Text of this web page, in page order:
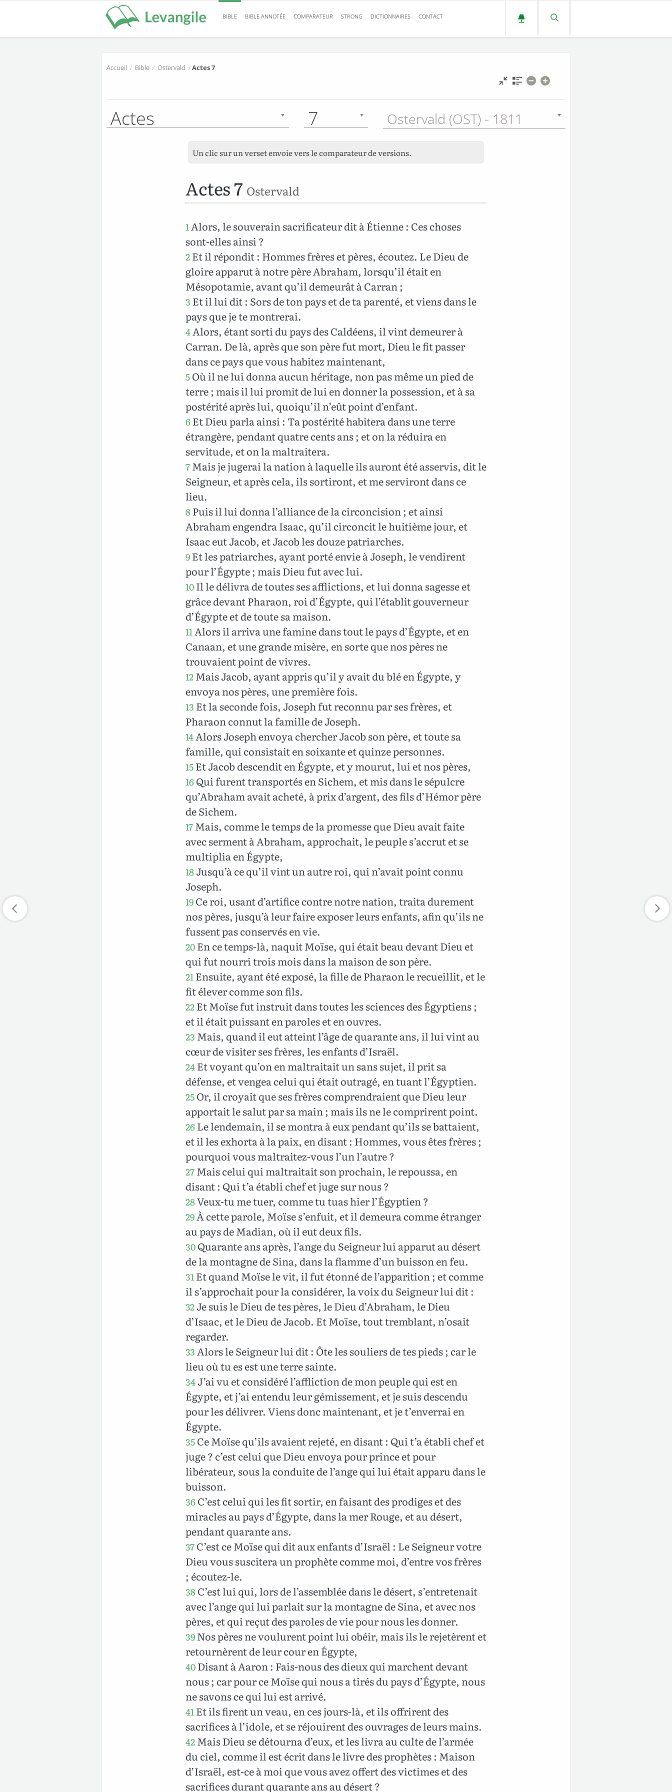
BIBLE BIBLE ANNOTÉE COMPARATEUR STRONG DICTIONNAIRES CONTACT
Accueil / Bible / Ostervald /Actes 7
Actes 7 Ostervald (OST) - 1811
Un clic sur un verset envoie vers le comparateur de versions.
Actes 7 Ostervald
1Alors, le souverain sacrificateur dit à Étienne : Ces choses
sont-elles ainsi ?
2Et il répondit : Hommes frères et pères, écoutez. Le Dieu de
gloire apparut à notre père Abraham, lorsqu’il était en
Mésopotamie, avant qu’il demeurât à Carran ;
3 Et il lui dit : Sors de ton pays et de ta parenté, et viens dans le
pays que je te montrerai.
4Alors, étant sorti du pays des Caldéens, il vint demeurer à
Carran. De là, après que son père fut mort, Dieu le fit passer
dans ce pays que vous habitez maintenant,
5Où il ne lui donna aucun héritage, non pas même un pied de
terre ; mais il lui promit de lui en donner la possession, et à sa
postérité après lui, quoiqu’il n’eût point d’enfant.
6 Et Dieu parla ainsi : Ta postérité habitera dans une terre
étrangère, pendant quatre cents ans ; et on la réduira en
servitude, et on la maltraitera.
7Mais je jugerai la nation à laquelle ils auront été asservis, dit le
Seigneur, et après cela, ils sortiront, et me serviront dans ce
lieu.
8Puis il lui donna l’alliance de la circoncision ; et ainsi
Abraham engendra Isaac, qu’il circoncit le huitième jour, et
Isaac eut Jacob, et Jacob les douze patriarches.
9Et les patriarches, ayant porté envie à Joseph, le vendirent
pour l’Égypte ; mais Dieu fut avec lui.
10Il le délivra de toutes ses afflictions, et lui donna sagesse et
grâce devant Pharaon, roi d’Égypte, qui l’établit gouverneur
d’Égypte et de toute sa maison.
11Alors il arriva une famine dans tout le pays d’Égypte, et en
Canaan, et une grande misère, en sorte que nos pères ne
trouvaient point de vivres.
12Mais Jacob, ayant appris qu’il y avait du blé en Égypte, y
envoya nos pères, une première fois.
13 Et la seconde fois, Joseph fut reconnu par ses frères, et
Pharaon connut la famille de Joseph.
14Alors Joseph envoya chercher Jacob son père, et toute sa
famille, qui consistait en soixante et quinze personnes.
15Et Jacob descendit en Égypte, et y mourut, lui et nos pères,
16 Qui furent transportés en Sichem, et mis dans le sépulcre
qu’Abraham avait acheté, à prix d’argent, des fils d’Hémor père
de Sichem.
17Mais, comme le temps de la promesse que Dieu avait faite
avec serment à Abraham, approchait, le peuple s’accrut et se
multiplia en Égypte,
18Jusqu’à ce qu’il vint un autre roi, qui n’avait point connu
Joseph.
19Ce roi, usant d’artifice contre notre nation, traita durement
nos pères, jusqu’à leur faire exposer leurs enfants, afin qu’ils ne
fussent pas conservés en vie.
20En ce temps-là, naquit Moïse, qui était beau devant Dieu et
qui fut nourri trois mois dans la maison de son père.
21Ensuite, ayant été exposé, la fille de Pharaon le recueillit, et le
fit élever comme son fils.
22Et Moïse fut instruit dans toutes les sciences des Égyptiens ;
et il était puissant en paroles et en ouvres.
23 Mais, quand il eut atteint l’âge de quarante ans, il lui vint au
cœur de visiter ses frères, les enfants d’Israël.
24Et voyant qu’on en maltraitait un sans sujet, il prit sa
défense, et vengea celui qui était outragé, en tuant l’Égyptien.
25Or, il croyait que ses frères comprendraient que Dieu leur
apportait le salut par sa main ; mais ils ne le comprirent point.
26 Le lendemain, il se montra à eux pendant qu’ils se battaient,
et il les exhorta à la paix, en disant : Hommes, vous êtes frères ;
pourquoi vous maltraitez-vous l’un l’autre ?
27Mais celui qui maltraitait son prochain, le repoussa, en
disant : Qui t’a établi chef et juge sur nous ?
28Veux-tu me tuer, comme tu tuas hier l’Égyptien ?
29À cette parole, Moïse s’enfuit, et il demeura comme étranger
au pays de Madian, où il eut deux fils.
30Quarante ans après, l’ange du Seigneur lui apparut au désert
de la montagne de Sina, dans la flamme d’un buisson en feu.
31Et quand Moïse le vit, il fut étonné de l’apparition ; et comme
il s’approchait pour la considérer, la voix du Seigneur lui dit :
32Je suis le Dieu de tes pères, le Dieu d’Abraham, le Dieu
d’Isaac, et le Dieu de Jacob. Et Moïse, tout tremblant, n’osait
regarder.
33Alors le Seigneur lui dit : Ôte les souliers de tes pieds ; car le
lieu où tu es est une terre sainte.
34J’ai vu et considéré l’affliction de mon peuple qui est en
Égypte, et j’ai entendu leur gémissement, et je suis descendu
pour les délivrer. Viens donc maintenant, et je t’enverrai en
Égypte.
35Ce Moïse qu’ils avaient rejeté, en disant : Qui t’a établi chef et
juge ? c’est celui que Dieu envoya pour prince et pour
libérateur, sous la conduite de l’ange qui lui était apparu dans le
buisson.
36 C’est celui qui les fit sortir, en faisant des prodiges et des
miracles au pays d’Égypte, dans la mer Rouge, et au désert,
pendant quarante ans.
37C’est ce Moïse qui dit aux enfants d’Israël : Le Seigneur votre
Dieu vous suscitera un prophète comme moi, d’entre vos frères
; écoutez-le.
38C’est lui qui, lors de l’assemblée dans le désert, s’entretenait
avec l’ange qui lui parlait sur la montagne de Sina, et avec nos
pères, et qui reçut des paroles de vie pour nous les donner.
39Nos pères ne voulurent point lui obéir, mais ils le rejetèrent et
retournèrent de leur cour en Égypte,
40Disant à Aaron : Fais-nous des dieux qui marchent devant
nous ; car pour ce Moïse qui nous a tirés du pays d’Égypte, nous
ne savons ce qui lui est arrivé.
41Et ils firent un veau, en ces jours-là, et ils offrirent des
sacrifices à l’idole, et se réjouirent des ouvrages de leurs mains.
42Mais Dieu se détourna d’eux, et les livra au culte de l’armée
du ciel, comme il est écrit dans le livre des prophètes : Maison
d’Israël, est-ce à moi que vous avez offert des victimes et des
sacrifices durant quarante ans au désert ?